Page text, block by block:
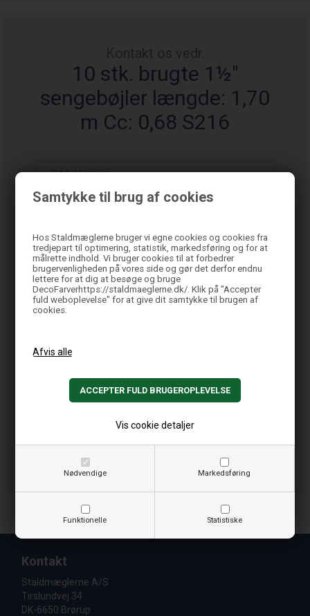
Samtykke til brug af cookies
Hos Staldmæglerne bruger vi egne cookies og cookies fra
tredjepart til optimering, statistik, markedsføring og for at
målrette indhold. Vi bruger cookies til at forbedrer
brugervenligheden på vores side og gør det derfor endnu
lettere for at dig at besøge og bruge
DecoFarverhttps://staldmaeglerne.dk/. Klik på "Accepter
fuld weboplevelse" for at give dit samtykke til brugen af
cookies.
Nødvendige Markedsføring
Funktionelle Statistiske
Vis cookie detaljer
10 stk. brugte 1½"
sengebøjler længde: 1,70
m Cc: 0,68 S216
Kontakt
Staldmæglerne A/S
Tirslundvej 34
DK-6650 Brørup